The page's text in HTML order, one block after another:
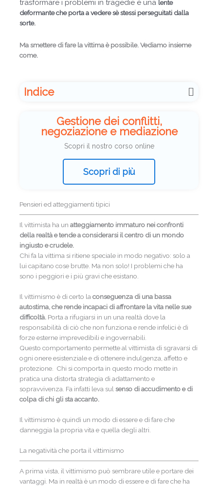
trasformare i problemi in tragedie è una lente
deformante che porta a vedere sè stessi perseguitati dalla
sorte.
Ma smettere di fare la vittima è possibile. Vediamo insieme
come.
Indice
Gestione dei conflitti,
negoziazione e mediazione
Scopri il nostro corso online
Scopri di più
Pensieri ed atteggiamenti tipici
Il vittimista ha un atteggiamento immaturo nei confronti
della realtà e tende a considerarsi il centro di un mondo
ingiusto e crudele.
Chi fa la vittima si ritiene speciale in modo negativo: solo a
lui capitano cose brutte. Ma non solo! I problemi che ha
sono i peggiori e i più gravi che esistano.
Il vittimismo è di certo laconseguenza di una bassa
autostima, che rende incapaci di affrontare la vita nelle sue
difficoltà. Porta a rifugiarsi in un una realtà dove la
responsabilità di ciò che non funziona e rende infelici è di
forze esterne imprevedibili e ingovernabili.
Questo comportamento permette al vittimista di sgravarsi di
ogni onere esistenziale e di ottenere indulgenza, affetto e
protezione. Chi si comporta in questo modo mette in
pratica una distorta strategia di adattamento e
sopravvivenza. Fa infatti leva sulsenso di accudimento e di
colpa di chi gli sta accanto.
Il vittimismo è quindi un modo di essere e di fare che
danneggia la propria vita e quella degli altri.
La negatività che porta il vittimismo
A prima vista, il vittimismo può sembrare utile e portare dei
vantaggi. Ma in realtà è un modo di essere e di fare che ha